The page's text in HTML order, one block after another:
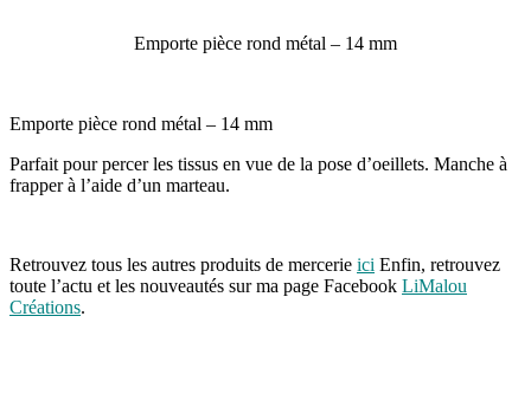
Emporte pièce rond métal – 14 mm
Emporte pièce rond métal – 14 mm
Parfait pour percer les tissus en vue de la pose d’oeillets. Manche à
frapper à l’aide d’un marteau.
Retrouvez tous les autres produits de mercerie ici Enfin, retrouvez
toute l’actu et les nouveautés sur ma page Facebook LiMalou
Créations.